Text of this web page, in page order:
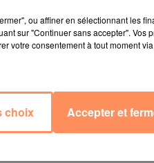
ou affiner en sélectionnant les
sur "Continuer sans accepter". Vos
votre consentement à tout moment
choix Accepter et